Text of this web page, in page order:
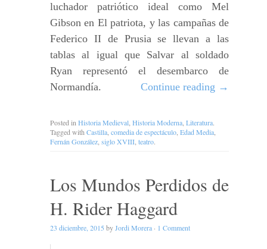
luchador patriótico ideal como Mel
Gibson en El patriota, y las campañas de
Federico II de Prusia se llevan a las
tablas al igual que Salvar al soldado
Ryan representó el desembarco de
Normandía.
Continue reading →
Posted in Historia Medieval Historia Moderna Literatura.
Tagged with Castilla comedia de espectáculo Edad Media
Fernán González siglo XVIII teatro.
Los Mundos Perdidos de
H. Rider Haggard
23 diciembre, 2015 byJordi Morera · 1 Comment